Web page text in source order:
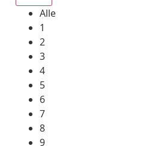
Alle
1
2
3
4
5
6
7
8
9